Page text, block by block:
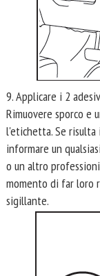
9. Applicare i 2
Rimuovere sporco e
l'etichetta. Se risulta
informare un
o un altro
momento di far loro
sigillante.